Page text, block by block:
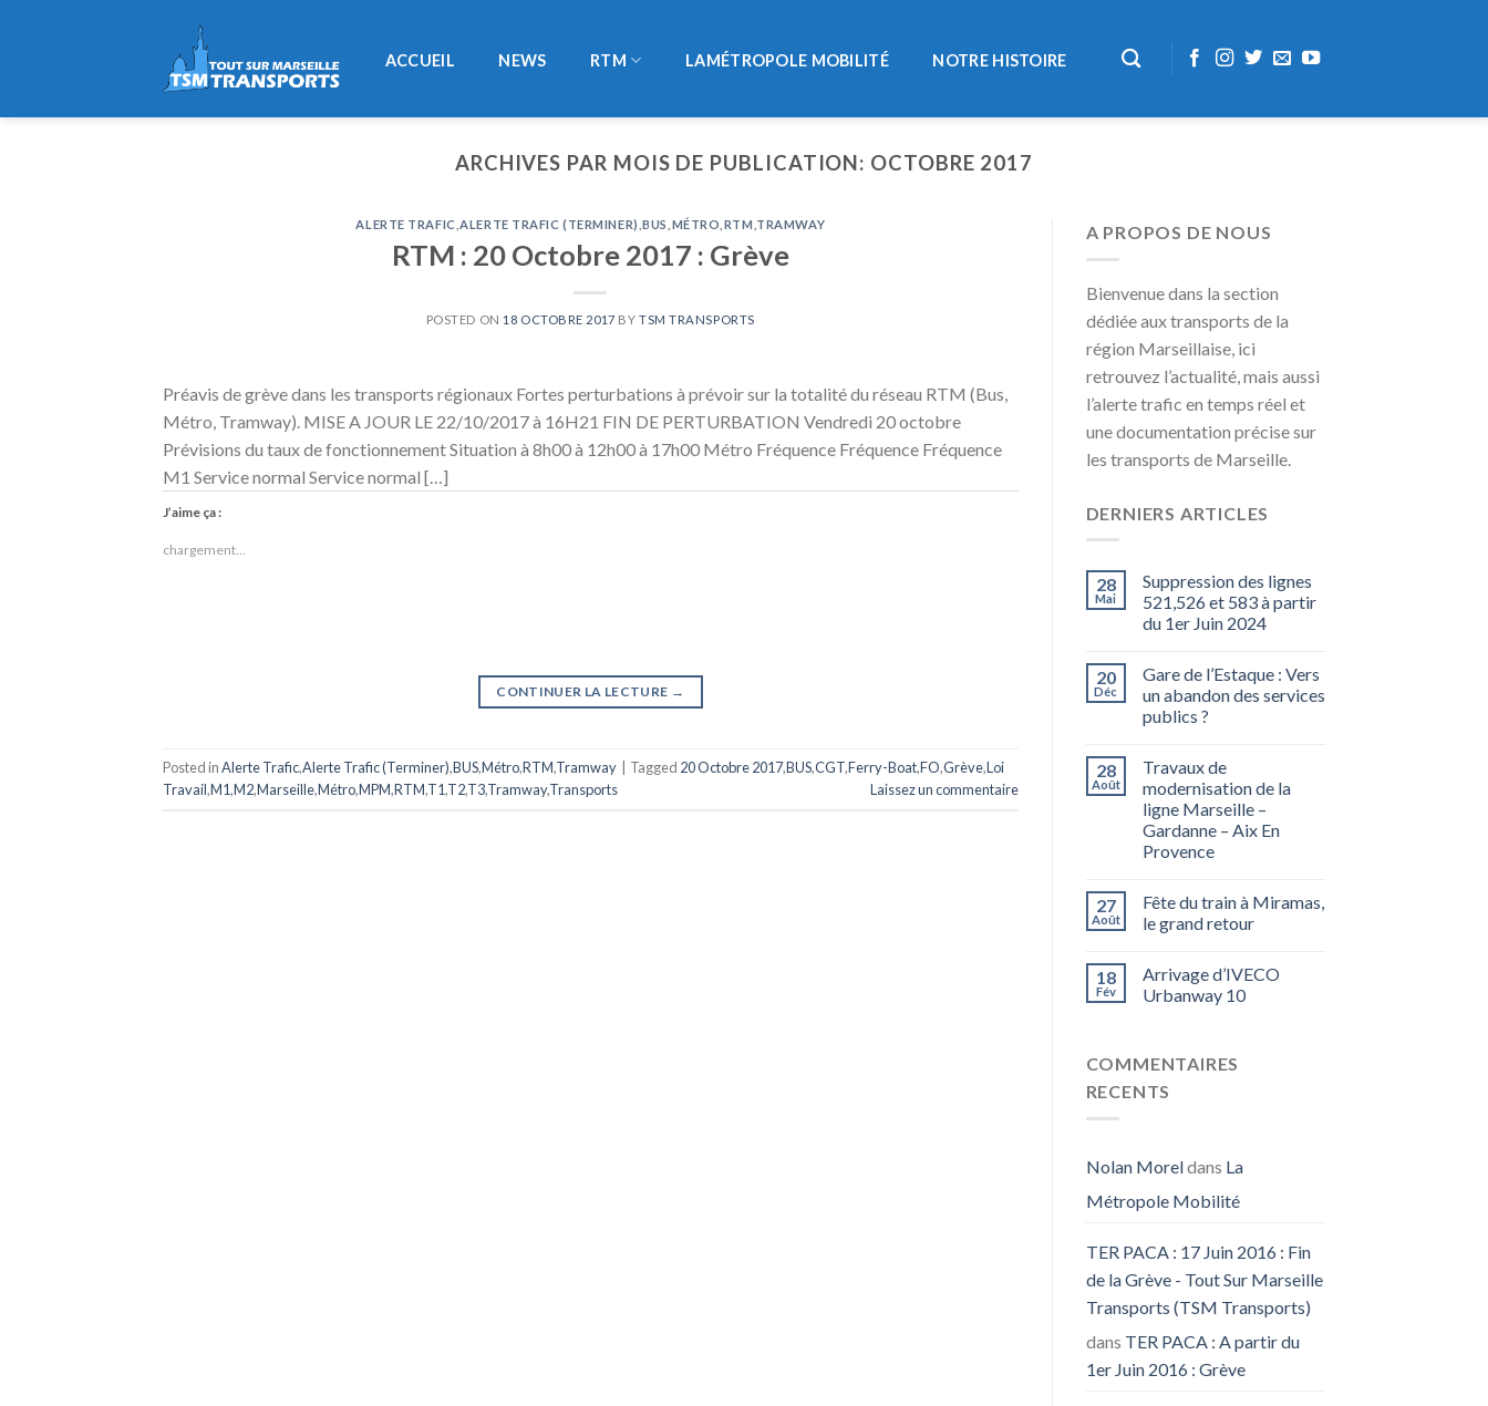
ACCUEIL NEWS RTM LAMÉTROPOLE MOBILITÉ NOTRE HISTOIRE
ARCHIVES PAR MOIS DE PUBLICATION: OCTOBRE 2017
ALERTE TRAFIC ,ALERTE TRAFIC (TERMINER) ,BUS MÉTRO RTM TRAMWAY
RTM : 20 Octobre 2017 : Grève
POSTED ON 18 OCTOBRE 2017 BY TSM TRANSPORTS
Préavis de grève dans les transports régionaux Fortes perturbations à prévoir sur la totalité du réseau RTM (Bus,
Métro, Tramway). MISE A JOUR LE 22/10/2017 à 16H21 FIN DE PERTURBATION Vendredi 20 octobre
Prévisions du taux de fonctionnement Situation à 8h00 à 12h00 à 17h00 Métro Fréquence Fréquence Fréquence
M1 Service normal Service normal […]
J’aime ça :
chargement…
CONTINUER LA LECTURE →
Posted inAlerte Trafic,Alerte Trafic (Terminer),BUS,Métro,RTM,Tramway Tagged 20 Octobre 2017,BUS,CGT,Ferry-Boat,FO,Grève,Loi
Travail,M1,M2,Marseille,Métro,MPM,RTM,T1,T2,T3,Tramway,Transports Laissez un commentaire
A PROPOS DE NOUS
Bienvenue dans la section
dédiée aux transports de la
région Marseillaise, ici
retrouvez l’actualité, mais aussi
l’alerte trafic en temps réel et
une documentation précise sur
les transports de Marseille.
DERNIERS ARTICLES
28
Mai
Suppression des lignes
521,526 et 583 à partir
du 1er Juin 2024
20
Déc
Gare de l’Estaque : Vers
un abandon des services
publics ?
28
Août
Travaux de
modernisation de la
ligne Marseille –
Gardanne – Aix En
Provence
27
Août
Fête du train à Miramas,
le grand retour
18
Fév
Arrivage d’IVECO
Urbanway 10
COMMENTAIRES
RECENTS
Nolan Moreldans La
Métropole Mobilité
TER PACA : 17 Juin 2016 : Fin
de la Grève - Tout Sur Marseille
Transports (TSM Transports)
dans TER PACA : A partir du
1er Juin 2016 : Grève